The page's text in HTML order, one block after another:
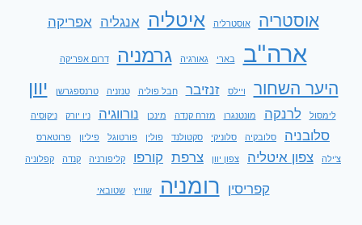
אוסטריה אוסטרליה איטליה אנגליה אפריקה
ארה"ב בארי גאורגיה גרמניה דרום אפריקה
היער השחור ויילס זנזיבר חבל פוליה טנזניה טרנספגרשן יוון
לימסול לרנקה מונטנגרו מזרח קנדה מינכן נורווגיה ניו יורק ניקוסיה
סלובניה סלובקיה סלוניקי סקטולנד פולין פורטוגל פיליון פרוטארס
צ'ילה צפון איטליה צפון יוון צרפת קורפו קליפורניה קנדה קפלוניה
קפריסין רומניה שוויץ שטובאי